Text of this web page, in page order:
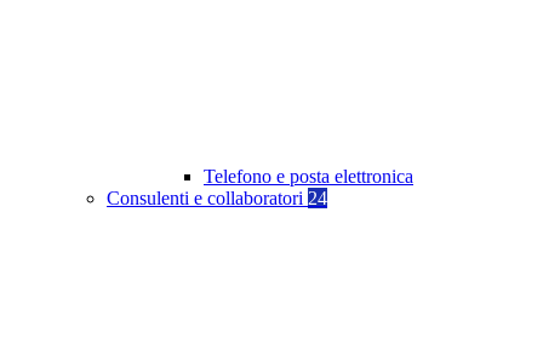
Telefono e posta elettronica
Consulenti e collaboratori 24